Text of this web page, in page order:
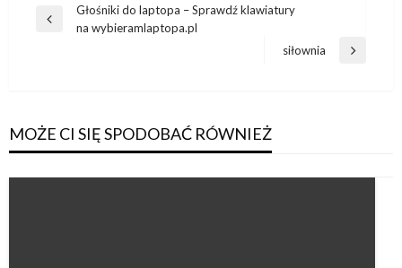
Nawigacja
wpisu
Poprzedni
Głośniki do laptopa – Sprawdź klawiatury
na wybieramlaptopa.pl
Następny
siłownia
MOŻE CI SIĘ SPODOBAĆ RÓWNIEŻ